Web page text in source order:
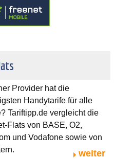
Provider hat die
Handytarife für alle
Tariftipp.de vergleicht die
Flats von BASE, O2,
und Vodafone sowie von
weiter